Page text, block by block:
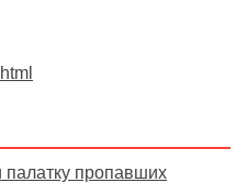
палатку пропавших